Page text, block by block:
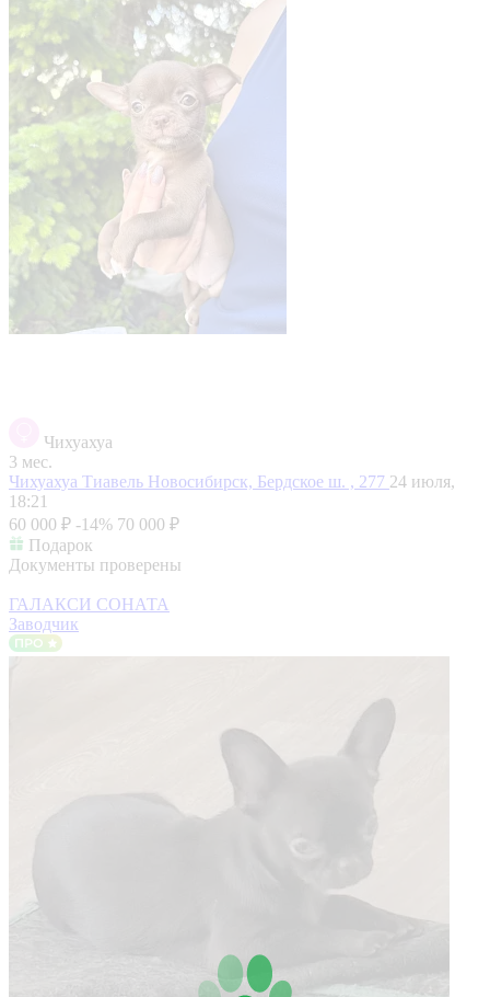
Чихуахуа
3 мес.
Чихуахуа Тиавель Новосибирск, Бердское ш. , 277 24 июля,
18:21
60 000 ₽ -14% 70 000 ₽
Подарок
Документы проверены
ГАЛАКСИ СОНАТА
Заводчик